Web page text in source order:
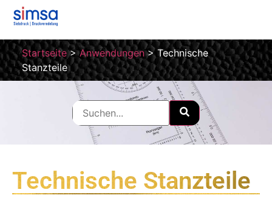
Startseite>Anwendungen>Technische
Stanzteile
Technische Stanzteile